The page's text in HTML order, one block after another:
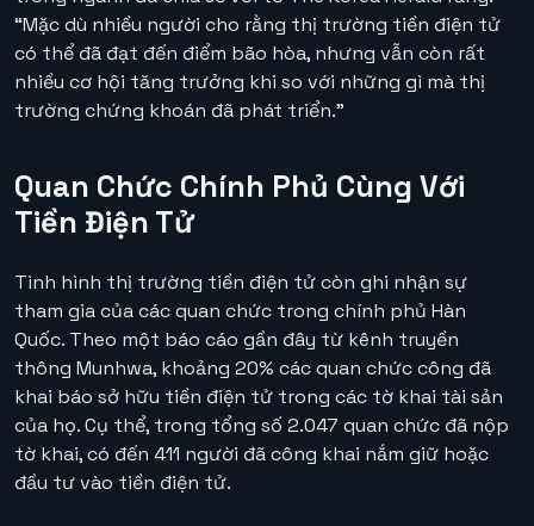
“Mặc dù nhiều người cho rằng thị trường tiền điện tử
có thể đã đạt đến điểm bão hòa, nhưng vẫn còn rất
nhiều cơ hội tăng trưởng khi so với những gì mà thị
trường chứng khoán đã phát triển.”
Quan Chức Chính Phủ Cùng Với
Tiền Điện Tử
Tình hình thị trường tiền điện tử còn ghi nhận sự
tham gia của các quan chức trong chính phủ Hàn
Quốc. Theo một báo cáo gần đây từ kênh truyền
thông Munhwa, khoảng 20% các quan chức công đã
khai báo sở hữu tiền điện tử trong các tờ khai tài sản
của họ. Cụ thể, trong tổng số 2.047 quan chức đã nộp
tờ khai, có đến 411 người đã công khai nắm giữ hoặc
đầu tư vào tiền điện tử.